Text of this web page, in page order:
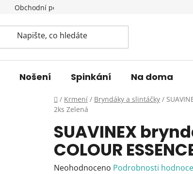
Obchodní podmínky
Nošení Spinkání Na doma
Domů
/ Krmení / Bryndáky a slintáčky /
2ks Zelená
SUAVINEX
COLOUR
Průměrné
Neohodnoceno Podrobnosti